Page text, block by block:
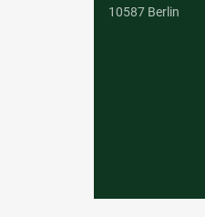
10587 Berlin